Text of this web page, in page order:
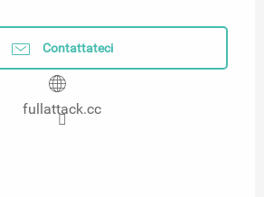
Contattateci
fullattack.cc